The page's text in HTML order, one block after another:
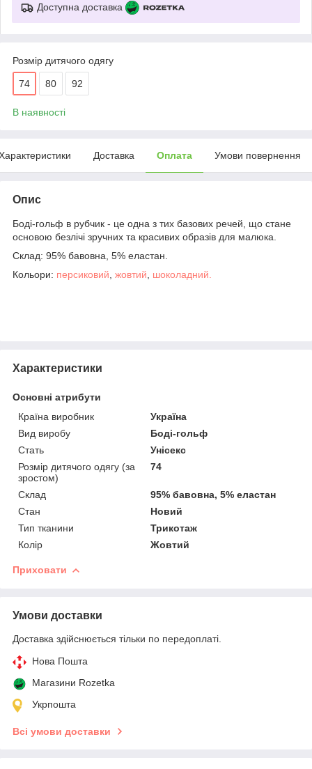
Доступна доставка
Розмір дитячого одягу
74 80 92
В наявності
Доставка Оплата Умови повернення
Опис
Боді-гольф в рубчик - це одна з тих базових речей, що стане
основою безлічі зручних та красивих образів для малюка.
Склад: 95% бавовна, 5% еластан.
Кольори: персиковий жовтий шоколадний.
Характеристики
Основні атрибути
Країна виробник
Україна
Вид виробу
Боді-гольф
Стать
Унісекс
Розмір дитячого одягу (за
зростом)
74
Склад
95% бавовна, 5% еластан
Стан
Новий
Тип тканини
Трикотаж
Колір
Жовтий
Приховати
Умови доставки
Доставка здійснюється тільки по передоплаті.
Нова Пошта
Магазини Rozetka
Укрпошта
Всі умови доставки